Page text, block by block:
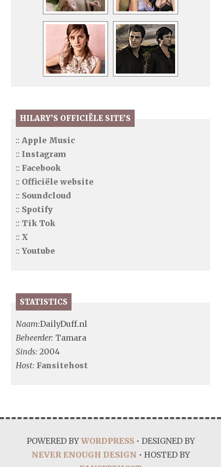
HILARY’S OFFICIËLE SITE’S
:: Apple Music
:: Instagram
:: Facebook
:: Officiële website
:: Soundcloud
:: Spotify
:: Tik Tok
:: X
::Youtube
STATISTICS
Naam:DailyDuff.nl
Beheerder: Tamara
Sinds: 2004
Host: Fansitehost
POWERED BYWORDPRESS• DESIGNED BY
NEVER ENOUGH DESIGN • HOSTED BY